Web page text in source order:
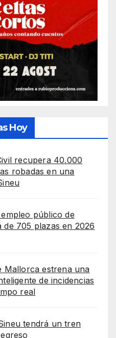
Hoy
recupera 40.000
robadas en una
público de
de 705 plazas en 2026
Mallorca estrena una
de incidencias
real
tendrá un tren